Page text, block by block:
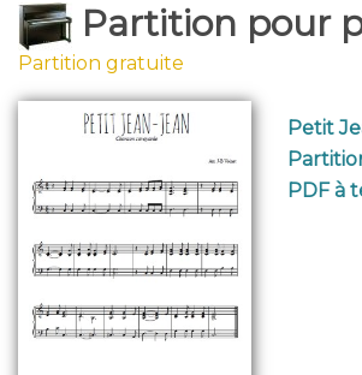
Partition pour
Partition gratuite
Petit
PDF à